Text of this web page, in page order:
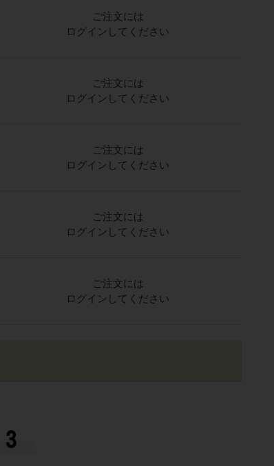
ご注文には
ログイン してください
ご注文には
ログイン してください
ご注文には
ログイン してください
ご注文には
ログイン してください
ご注文には
ログイン してください